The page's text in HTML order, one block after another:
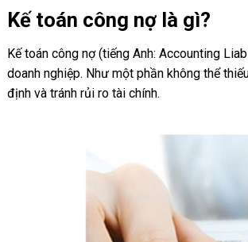
Kế toán công nợ là gì?
Kế toán công nợ (tiếng Anh: Accounting
doanh nghiệp. Như một phần không thể
định và tránh rủi ro tài chính.